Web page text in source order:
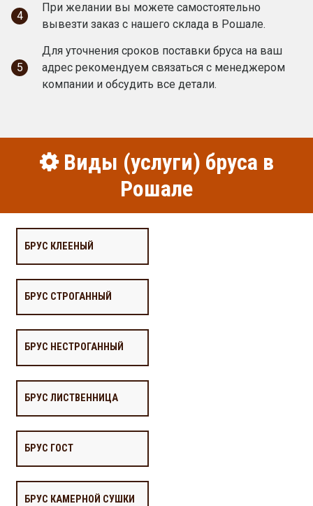
4
При желании вы можете самостоятельно
вывезти заказ с нашего склада в Рошале.
5
Для уточнения сроков поставки бруса на ваш
адрес рекомендуем связаться с менеджером
компании и обсудить все детали.
Виды (услуги) бруса в
Рошале
БРУС КЛЕЕНЫЙ
БРУС СТРОГАННЫЙ
БРУС НЕСТРОГАННЫЙ
БРУС ЛИСТВЕННИЦА
БРУС ГОСТ
БРУС КАМЕРНОЙ СУШКИ